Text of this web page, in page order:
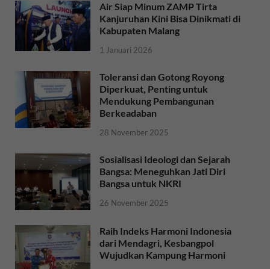
Air Siap Minum ZAMP Tirta
Kanjuruhan Kini Bisa Dinikmati di
Kabupaten Malang
1 Januari 2026
Toleransi dan Gotong Royong
Diperkuat, Penting untuk
Mendukung Pembangunan
Berkeadaban
28 November 2025
Sosialisasi Ideologi dan Sejarah
Bangsa: Meneguhkan Jati Diri
Bangsa untuk NKRI
26 November 2025
Raih Indeks Harmoni Indonesia
dari Mendagri, Kesbangpol
Wujudkan Kampung Harmoni